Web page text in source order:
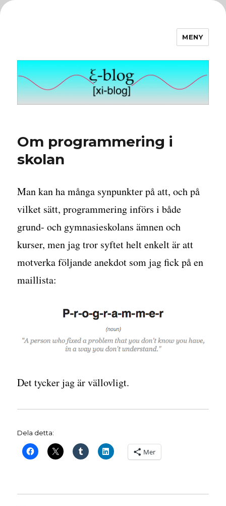
MENY
Om programmering i
skolan
Man kan ha många synpunkter på att, och på
vilket sätt, programmering införs i både
grund- och gymnasieskolans ämnen och
kurser, men jag tror syftet helt enkelt är att
motverka följande anekdot som jag fick på en
maillista:
Det tycker jag är vällovligt.
Dela detta:
Mer